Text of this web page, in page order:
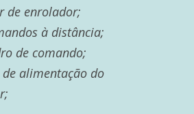
de enrolador;
à distância;
de comando;
de alimentação do